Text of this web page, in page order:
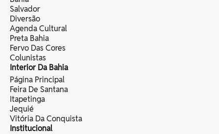
Salvador
Diversão
Agenda Cultural
Preta Bahia
Fervo Das Cores
Colunistas
Interior Da Bahia
Página Principal
Feira De Santana
Itapetinga
Jequié
Vitória Da Conquista
Institucional